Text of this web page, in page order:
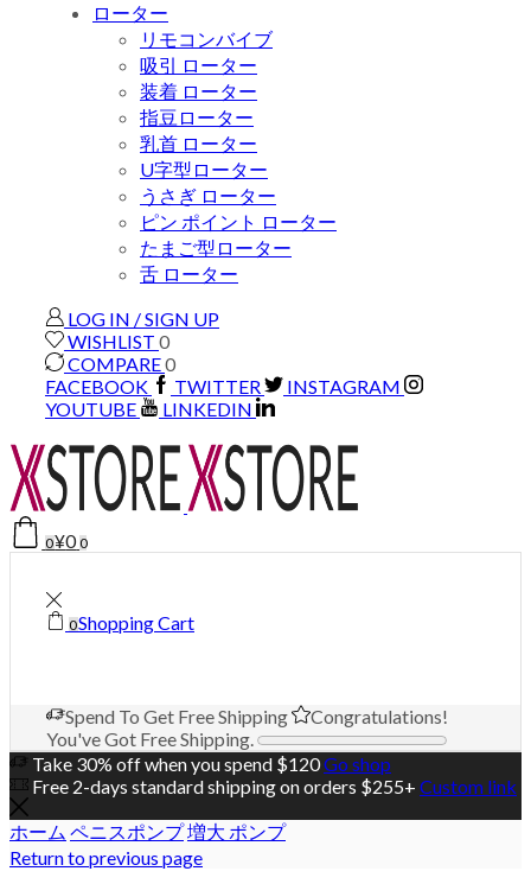
ローター
リモコンバイブ
吸引 ローター
装着 ローター
指豆ローター
乳首 ローター
U字型ローター
うさぎ ローター
ピン ポイント ローター
たまご型ローター
舌 ローター
LOG IN / SIGN UP
WISHLIST 0
COMPARE0
FACEBOOK
TWITTER
INSTAGRAM
YOUTUBE
LINKEDIN
0¥0 0
0Shopping Cart
Spend To Get Free Shipping
Congratulations!
You've Got Free Shipping.
Take 30% off when you spend $120Go shop
Free 2-days standard shipping on orders $255+ Custom link
ホーム ペニスポンプ増大 ポンプ
Return to previous page